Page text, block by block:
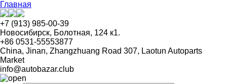
Перейти
к
основному
содержанию
Главная
+7 (913) 985-00-39
Новосибирск, Болотная, 124 к1.
+86 0531-55553877
China, Jinan, Zhangzhuang Road 307, Laotun Autoparts
Market
info@autobazar.club